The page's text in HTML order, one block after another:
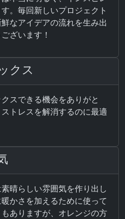
。毎回新しいプロジェクト
なアイデアの流れを生み出
ざいます！
クス
スできる機会をありがと
トレスを解消するのに最適
晴らしい雰囲気を作り出し
かさを加えるために使って
ありますが、オレンジの方